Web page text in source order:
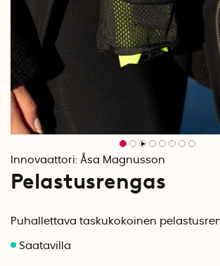
Innovaattori: Åsa Magnusson
Pelastusrengas
Puhallettava taskukokoinen